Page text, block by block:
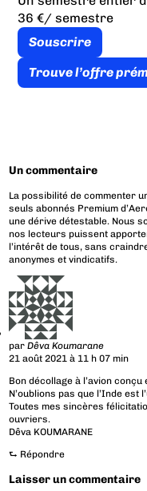
36 €/ semestre
Souscrire
Trouve l’offre
Un commentaire
La possibilité de commenter
seuls abonnés Premium
une dérive détestable. Nous
nos lecteurs puissent
l’intérêt de tous, sans
anonymes et vindicatifs.
parDêva Koumarane
21 août 2021 à 11 h 07 min
Bon décollage à l’avion
N’oublions pas que l’Inde
Toutes mes sincères
ouvriers.
Dêva KOUMARANE
⮑ Répondre
Laisser un commentaire